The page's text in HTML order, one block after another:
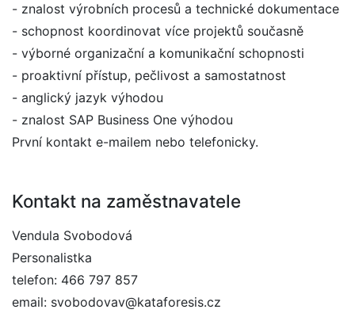
- znalost výrobních procesů a technické dokumentace
- schopnost koordinovat více projektů současně
- výborné organizační a komunikační schopnosti
- proaktivní přístup, pečlivost a samostatnost
- anglický jazyk výhodou
- znalost SAP Business One výhodou
První kontakt e-mailem nebo telefonicky.
Kontakt na zaměstnavatele
Vendula Svobodová
Personalistka
telefon: 466 797 857
email: svobodovav@kataforesis.cz